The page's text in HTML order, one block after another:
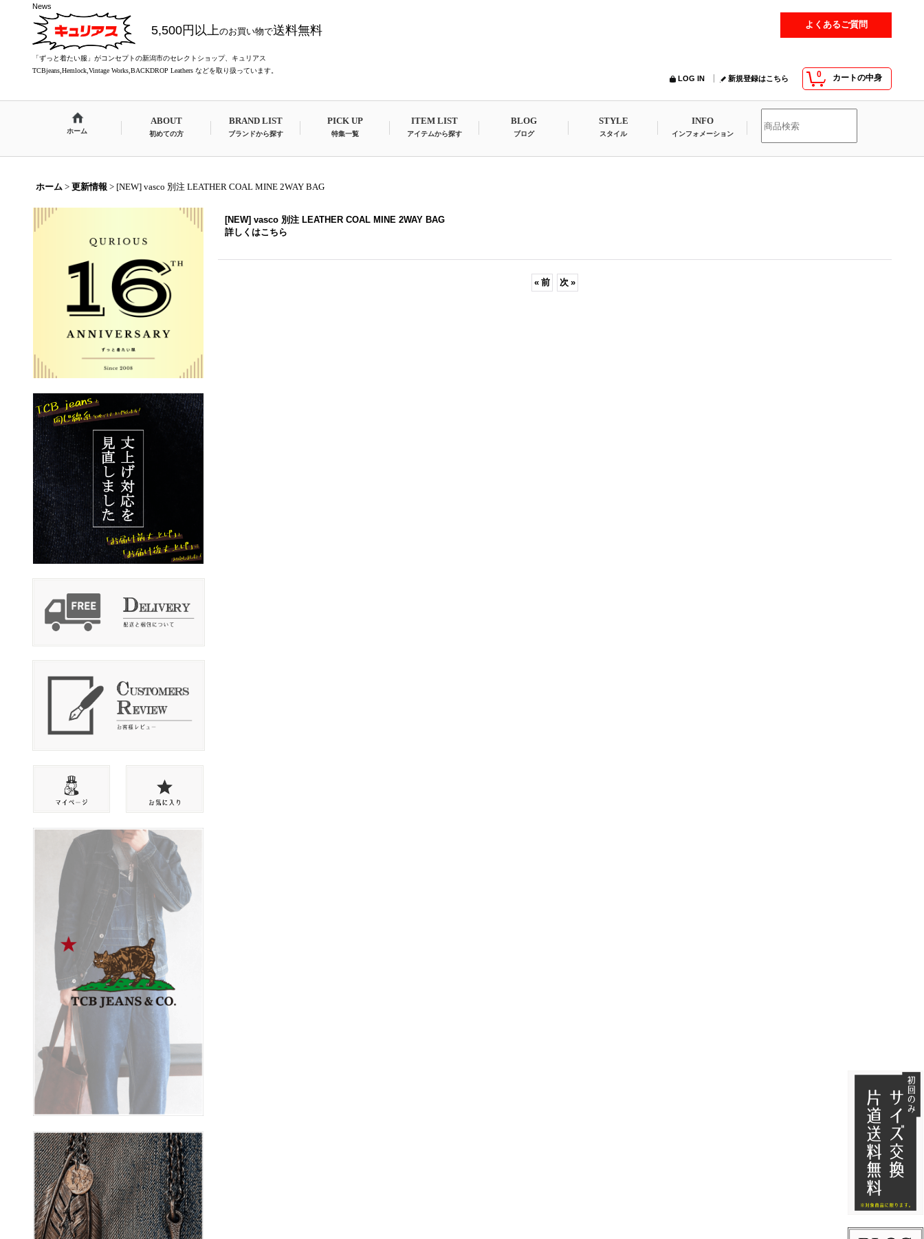
News
5,500円以上のお買い物で送料無料
「ずっと着たい服」がコンセプトの新潟市のセレクトショップ、キュリアス
TCBjeans,Hemlock,Vintage Works,BACKDROP Leathers などを取り扱っています。
よくあるご質問
0 カートの中身
LOG IN 新規登録はこちら
ホーム
ABOUT
初めての方
BRAND LIST
ブランドから探す
PICK UP
特集一覧
ITEM LIST
アイテムから探す
BLOG
ブログ
STYLE
スタイル
INFO
インフォメーション
ホーム > 更新情報 > [NEW] vasco 別注 LEATHER COAL MINE 2WAY BAG
[NEW] vasco 別注 LEATHER COAL MINE 2WAY BAG
詳しくはこちら
« 前 次 »